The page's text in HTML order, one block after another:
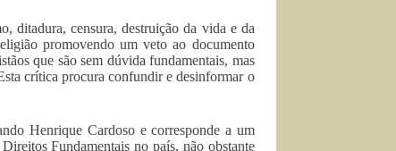
ditadura, censura, destruição da vida e da
promovendo um veto ao documento
que são sem dúvida fundamentais, mas
crítica procura confundir e desinformar o
Henrique Cardoso e corresponde a um
Fundamentais no país, não obstante